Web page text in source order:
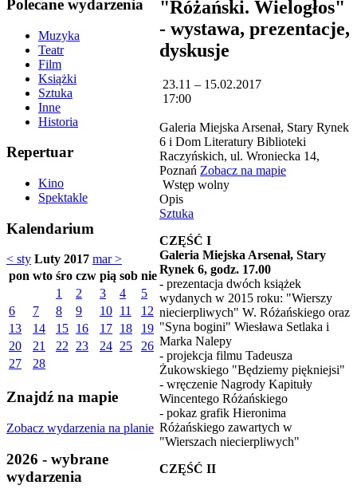
Polecane wydarzenia
Muzyka
Teatr
Film
Książki
Sztuka
Inne
Historia
Repertuar
Kino
Spektakle
Kalendarium
< sty Luty 2017 mar >
pon wto śro czw pią sob nie
1
2 3 4
5
6
7 8 9 10 11
12
13
14 15 16 17 18
19
20
21 22 23 24 25
26
27
28
Znajdź na mapie
Zobacz wydarzenia na planie
2026 - wybrane
wydarzenia
"Różański. Wielogłos"
- wystawa, prezentacje,
dyskusje
23.11 – 15.02.2017
17:00
Galeria Miejska Arsenał, Stary Rynek
6 i Dom Literatury Biblioteki
Raczyńskich, ul. Wroniecka 14,
Poznań Zobacz na mapie
Wstęp wolny
Opis
Sztuka
CZĘŚĆ I
Galeria Miejska Arsenał, Stary
Rynek 6, godz. 17.00
- prezentacja dwóch książek
wydanych w 2015 roku: "Wierszy
niecierpliwych" W. Różańskiego oraz
"Syna bogini" Wiesława Setlaka i
Marka Nalepy
- projekcja filmu Tadeusza
Żukowskiego "Będziemy piękniejsi"
- wręczenie Nagrody Kapituły
Wincentego Różańskiego
- pokaz grafik Hieronima
Różańskiego zawartych w
"Wierszach niecierpliwych"
CZĘŚĆ II